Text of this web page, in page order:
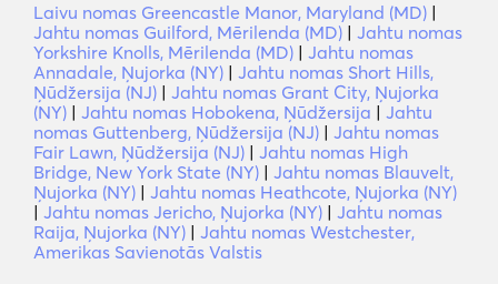
Laivu nomas Greencastle Manor, Maryland (MD) |
Jahtu nomas Guilford, Mērilenda (MD) | Jahtu nomas
Yorkshire Knolls, Mērilenda (MD) | Jahtu nomas
Annadale, Ņujorka (NY) | Jahtu nomas Short Hills,
Ņūdžersija (NJ) | Jahtu nomas Grant City, Ņujorka
(NY) | Jahtu nomas Hobokena, Ņūdžersija | Jahtu
nomas Guttenberg, Ņūdžersija (NJ) | Jahtu nomas
Fair Lawn, Ņūdžersija (NJ) | Jahtu nomas High
Bridge, New York State (NY) | Jahtu nomas Blauvelt,
Ņujorka (NY) | Jahtu nomas Heathcote, Ņujorka (NY)
| Jahtu nomas Jericho, Ņujorka (NY) | Jahtu nomas
Raija, Ņujorka (NY) | Jahtu nomas Westchester,
Amerikas Savienotās Valstis